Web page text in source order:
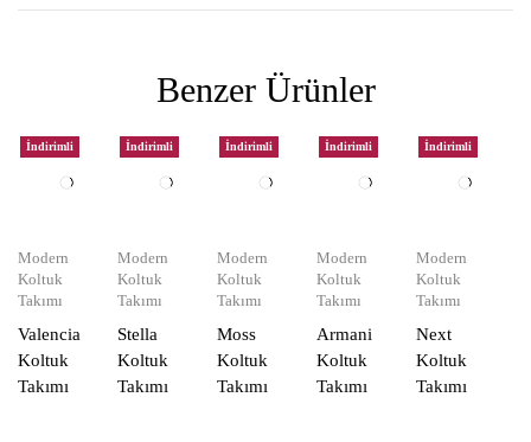
Benzer Ürünler
İndirimli
Modern
Koltuk
Takımı
Valencia
Koltuk
Takımı
İndirimli
Modern
Koltuk
Takımı
Stella
Koltuk
Takımı
İndirimli
Modern
Koltuk
Takımı
Moss
Koltuk
Takımı
İndirimli
Modern
Koltuk
Takımı
Armani
Koltuk
Takımı
İndirimli
Modern
Koltuk
Takımı
Next
Koltuk
Takımı